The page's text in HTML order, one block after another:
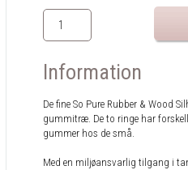
Information
De fine So Pure Rubber & Wood
gummitræ. De to ringe har
gummer hos de små.
Med en miljøansvarlig tilgang i